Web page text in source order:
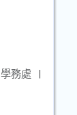
學務處 |